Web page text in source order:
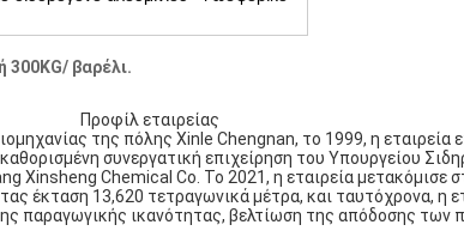
300KG/ βαρέλι.
Προφίλ εταιρείας
της πόλης Xinle Chengnan, το 1999, η εταιρεία
συνεργατική επιχείρηση του Υπουργείου
Xinsheng Chemical Co. Το 2021, η εταιρεία μετακόμισε
έκταση 13,620 τετραγωνικά μέτρα, και ταυτόχρονα, η
παραγωγικής ικανότητας, βελτίωση της απόδοσης των